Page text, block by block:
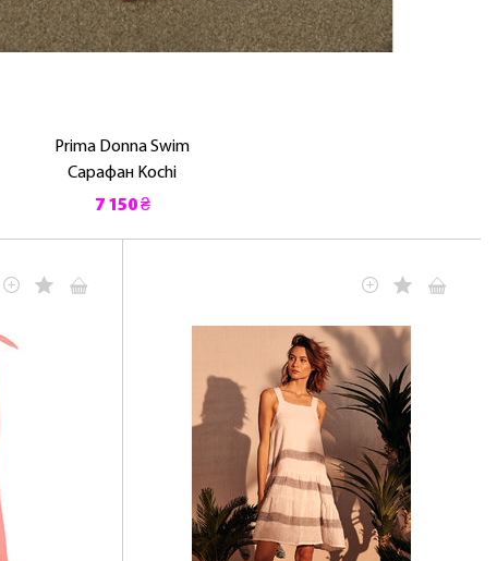
Prima Donna Swim
Сарафан Kochi
7 150 ₴